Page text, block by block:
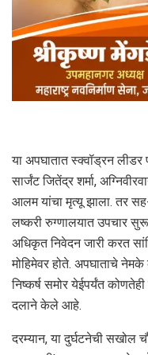
या अपघातात स्क्वॉड्रन
सार्जंट जितेंद्र शर्मा,
आलम यांचा मृत्यू झाला. तर
लष्करी रुग्णालयात उपचार
अधिकृत निवेदन जारी करत
मोहिमेवर होते. अपघाताचे
निष्कर्ष समोर येईपर्यंत
दलाने केले आहे.
दरम्यान, या दुर्घटनेची सखोल